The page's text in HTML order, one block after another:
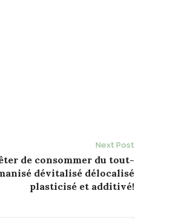
Next Post
de consommer du tout-
dévitalisé délocalisé
plasticisé et additivé!